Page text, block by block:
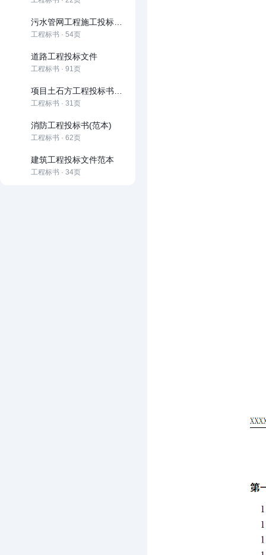
工程标书 · 54页
道路工程投标文件
工程标书 · 91页
工程标书 · 31页
消防工程投标书(范本)
工程标书 · 62页
建筑工程投标文件范本
工程标书 · 34页